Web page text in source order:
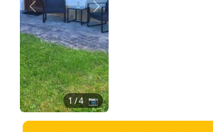
Zurück Weiter
1 / 4 📷